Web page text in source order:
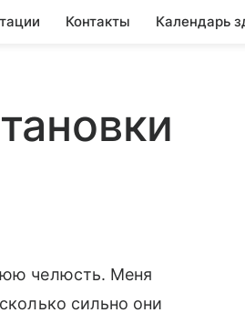
Контакты Календарь
челюсть. Меня
сильно они